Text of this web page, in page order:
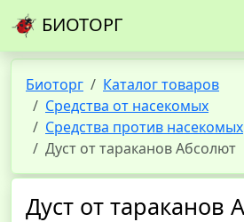
БИОТОРГ
Биоторг
Каталог товаров
Средства от насекомых
Средства против насекомых
Дуст от тараканов Абсолют
Дуст от тараканов